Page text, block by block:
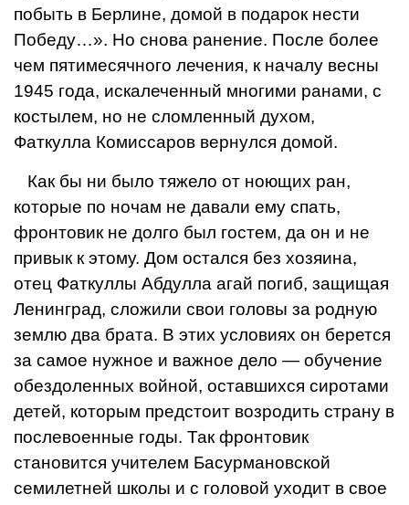
побыть в Берлине, домой в подарок нести
Победу…». Но снова ра­нение. После более
чем пятимесяч­ного лечения, к началу весны
1945 года, искалеченный многими рана­ми, с
костылем, но не сломленный духом,
Фаткулла Комиссаров вернул­ся домой.
Как бы ни было тяжело от ною­щих ран,
которые по ночам не дава­ли ему спать,
фронтовик не долго был гостем, да он и не
привык к это­му. Дом остался без хозяина,
отец Фаткуллы Абдулла агай погиб, защи­щая
Ленинград, сложили свои голо­вы за родную
землю два брата. В этих условиях он берется
за самое нужное и важное дело — обучение
обездоленных войной, оставшихся сиротами
детей, которым предсто­ит возродить страну в
послевоенные годы. Так фронтовик
становится учителем Басурмановской
семилетней школы и с головой уходит в свое